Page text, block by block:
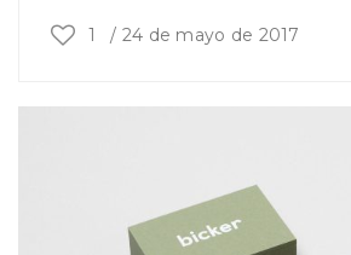
1 / 24 de mayo de 2017